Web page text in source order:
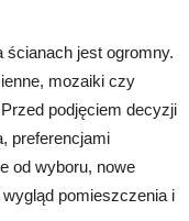
ścianach jest ogromny.
mozaiki czy
podjęciem decyzji
preferencjami
od wyboru, nowe
pomieszczenia i